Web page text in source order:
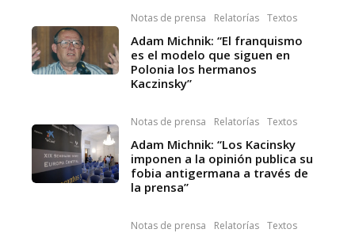
Notas de prensa Relatorías Textos
Adam Michnik: “El franquismo
es el modelo que siguen en
Polonia los hermanos
Kaczinsky”
Notas de prensa Relatorías Textos
Adam Michnik: “Los Kacinsky
imponen a la opinión publica su
fobia antigermana a través de
la prensa”
Notas de prensa Relatorías Textos